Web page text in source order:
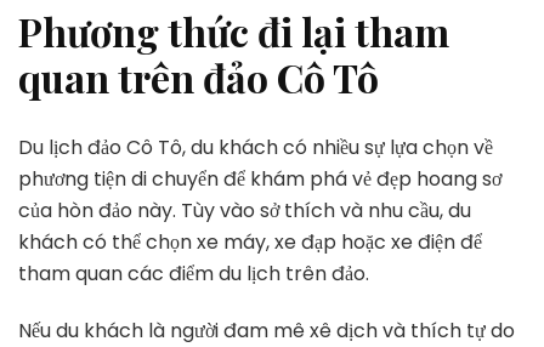
Phương thức đi lại tham
quan trên đảo Cô Tô
Du lịch đảo Cô Tô, du khách có nhiều sự lựa chọn về
phương tiện di chuyển để khám phá vẻ đẹp hoang sơ
của hòn đảo này. Tùy vào sở thích và nhu cầu, du
khách có thể chọn xe máy, xe đạp hoặc xe điện để
tham quan các điểm du lịch trên đảo.
Nếu du khách là người đam mê xê dịch và thích tự do